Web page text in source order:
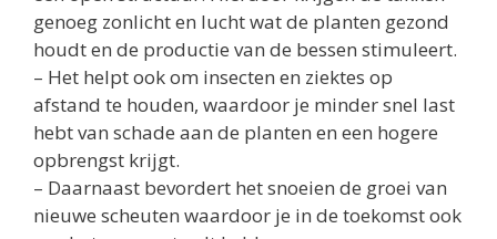
genoeg zonlicht en lucht wat de planten gezond
houdt en de productie van de bessen stimuleert.
– Het helpt ook om insecten en ziektes op
afstand te houden, waardoor je minder snel last
hebt van schade aan de planten en een hogere
opbrengst krijgt.
– Daarnaast bevordert het snoeien de groei van
nieuwe scheuten waardoor je in de toekomst ook